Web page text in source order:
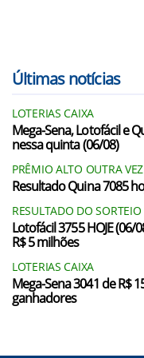
Últimas notícias
LOTERIAS CAIXA
Mega-Sena, Lotofácil e
nessa quinta (06/08)
PRÊMIO ALTO OUTRA VEZ
Resultado Quina 7085
RESULTADO DO SORTEIO
Lotofácil 3755 HOJE
R$ 5 milhões
LOTERIAS CAIXA
Mega-Sena 3041 de R$
ganhadores